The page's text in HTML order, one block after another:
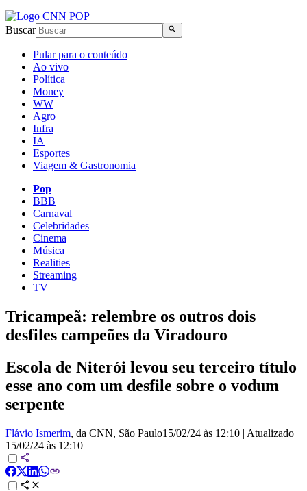
Buscar
Pular para o conteúdo
Ao vivo
Política
Money
WW
Agro
Infra
IA
Esportes
Viagem & Gastronomia
Pop
BBB
Carnaval
Celebridades
Cinema
Música
Realities
Streaming
TV
Tricampeã: relembre os outros dois
desfiles campeões da Viradouro
Escola de Niterói levou seu terceiro título
esse ano com um desfile sobre o vodum
serpente
Flávio Ismerim, da CNN, São Paulo15/02/24 às 12:10 | Atualizado
15/02/24 às 12:10